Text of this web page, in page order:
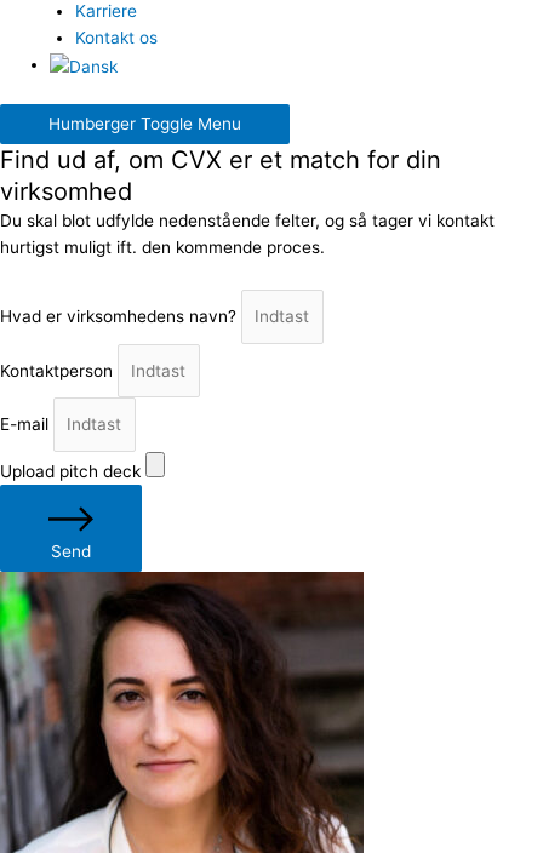
Karriere
Kontakt os
Humberger Toggle Menu
Find ud af, om CVX er et match for din
virksomhed
Du skal blot udfylde nedenstående felter, og så tager vi kontakt
hurtigst muligt ift. den kommende proces.
Hvad er virksomhedens navn?
Kontaktperson
E-mail
Upload pitch deck
Send